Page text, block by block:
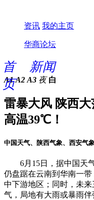
资讯 我的主页
华商论坛
首
页
新闻
A1 A2 A3 夜 白
雷暴大风 陕西
高温39℃！
中国天气、陕西气象、西安气
6月15日，据中国天
仍盘踞在云南到华南一
中下游地区；同时，未
气，局地有大雨或暴雨伴